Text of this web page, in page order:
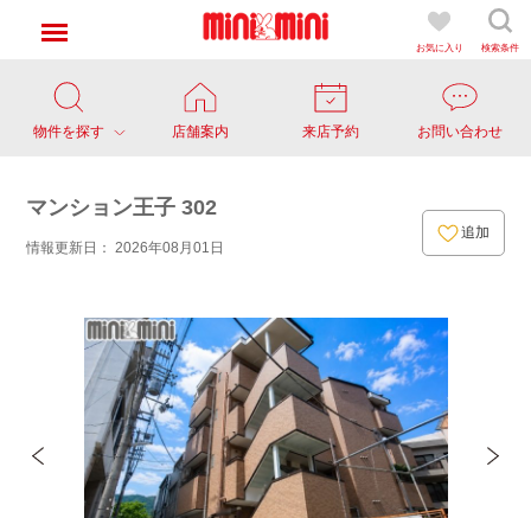
お気に入り 検索条件
物件を探す 店舗案内 来店予約 お問い合わせ
マンション王子 302
情報更新日： 2026年08月01日
追加